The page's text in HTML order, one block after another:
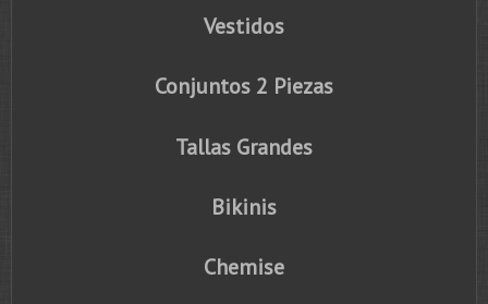
Vestidos
Conjuntos 2 Piezas
Tallas Grandes
Bikinis
Chemise